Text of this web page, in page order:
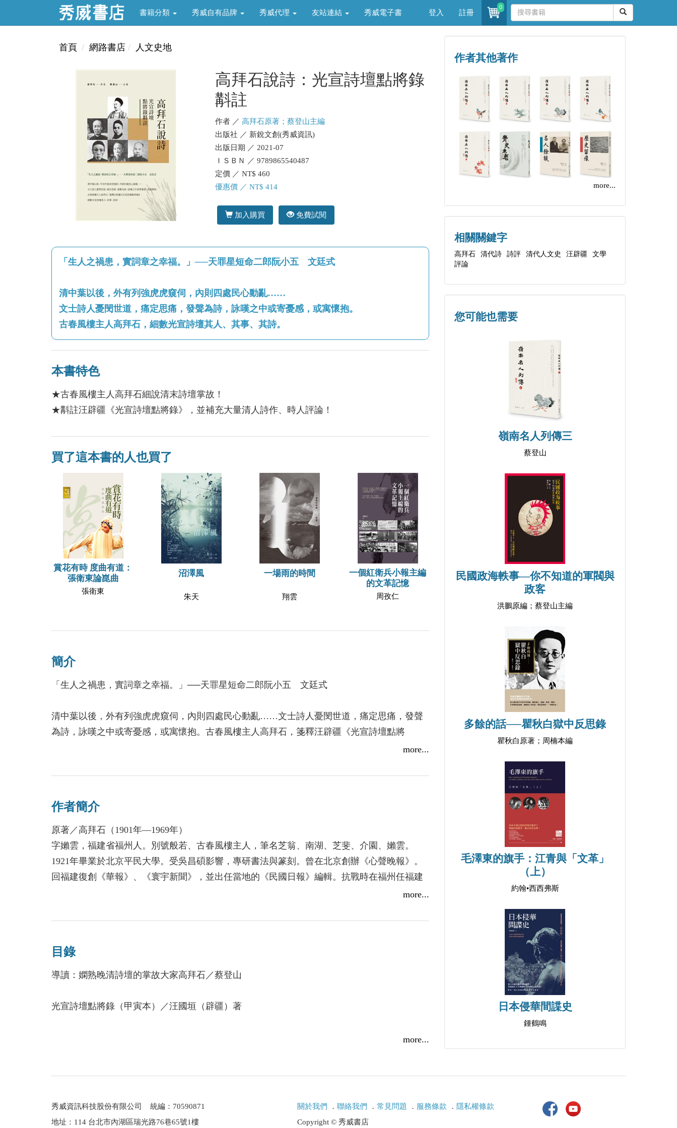
書籍分類 秀威自有品牌 秀威代理 友站連結 秀威電子書 登入 註冊
0
首頁 網路書店 人文史地
高拜石說詩：光宣詩壇點將錄
斠註
作者 ／ 高拜石原著；蔡登山主編
出版社 ／ 新銳文創(秀威資訊)
出版日期 ／ 2021-07
ＩＳＢＮ ／ 9789865540487
定價 ／ NT$ 460
優惠價 ／ NT$ 414
加入購買 免費試閱
「生人之禍患，實詞章之幸福。」──天罪星短命二郎阮小五 文廷式
清中葉以後，外有列強虎虎窺伺，內則四處民心動亂……
文士詩人憂閔世道，痛定思痛，發聲為詩，詠嘆之中或寄憂感，或寓懷抱。
古春風樓主人高拜石，細數光宣詩壇其人、其事、其詩。
本書特色
★古春風樓主人高拜石細說清末詩壇掌故！
★斠註汪辟疆《光宣詩壇點將錄》，並補充大量清人詩作、時人評論！
買了這本書的人也買了
賞花有時 度曲有道：
張衛東論崑曲
張衛東
沼澤風
朱天
一場雨的時間
翔雲
一個紅衛兵小報主編
的文革記憶
周孜仁
簡介
「生人之禍患，實詞章之幸福。」──天罪星短命二郎阮小五 文廷式
清中葉以後，外有列強虎虎窺伺，內則四處民心動亂……文士詩人憂閔世道，痛定思痛，發聲
為詩，詠嘆之中或寄憂感，或寓懷抱。古春風樓主人高拜石，箋釋汪辟疆《光宣詩壇點將
汪辟疆《光宣詩壇點將錄》為近代詩史研究的名著，撰成於1919年，通過「點將錄」的形式，
《光宣詩壇點將錄斠註》則是高拜石晚年的著作，原刊登於「古春風樓瑣記」專欄，後集結成
書，將汪氏書中提及的詩壇掌故一一說明，不僅徵引陳衍《石遺詩話》、時人評論，還收錄大
量詩作，並加入高拜石的個人見解，將事蹟來由、相關史料、作品評論合為一爐，綱舉目張，
互為表裡，以饗讀者。
謹嚴，衡量甲乙，悉秉公論。」──高拜石《光宣詩壇點將錄斠註‧前言》
more...
作者簡介
原著／高拜石（1901年—1969年）
字嬾雲，福建省福州人。別號般若、古春風樓主人，筆名芝翁、南湖、芝斐、介園、嬾雲。
1921年畢業於北京平民大學。受吳昌碩影響，專研書法與篆刻。曾在北京創辦《心聲晚報》。
回福建復創《華報》、《寰宇新聞》，並出任當地的《民國日報》編輯。抗戰時在福州任福建
省府參議，日軍撤退後，主持當地《中央日報》筆政。到臺灣後，受劉啟光協助，入華南銀行
林、八儔書畫會與五人書展等。另有篆刻好手藝，與王壯為、吳平、江兆申、王北岳等二十四
當時既贏得廣大讀者之喜好，其後印成專書發行，亦是一紙風行，洛陽紙貴。1969年病逝於臺
灣。
《何處尋你──胡適的戀人及友人》、《梅蘭芳與孟小冬》、《民國的身影》、《讀人閱史──
代史料拾遺》、《多少往事堪重數：百年歷史餘溫（1890－1990）》等十數本著作。
more...
目錄
導讀：嫻熟晚清詩壇的掌故大家高拜石／蔡登山
光宣詩壇點將錄（甲寅本）／汪國垣（辟疆）著
more...
作者其他著作
more...
相關關鍵字
高拜石 清代詩 詩評 清代人文史 汪辟疆
文學
評論
您可能也需要
嶺南名人列傳三
蔡登山
民國政海軼事―你不知道的軍閥與
政客
洪鵬原編；蔡登山主編
多餘的話──瞿秋白獄中反思錄
瞿秋白原著；周楠本編
毛澤東的旗手：江青與「文革」
（上）
約翰•西西弗斯
日本侵華間諜史
鍾鶴鳴
秀威資訊科技股份有限公司 統編：70590871
地址：114 台北市內湖區瑞光路76巷65號1樓
關於我們 ． 聯絡我們 ． 常見問題 ． 服務條款 ． 隱私權條款
Copyright © 秀威書店